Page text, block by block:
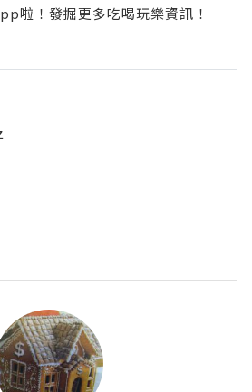
啦！發掘更多吃喝玩樂資訊！